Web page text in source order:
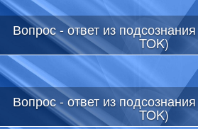
Вопрос - ответ из
TOK)
Вопрос - ответ из
TOK)